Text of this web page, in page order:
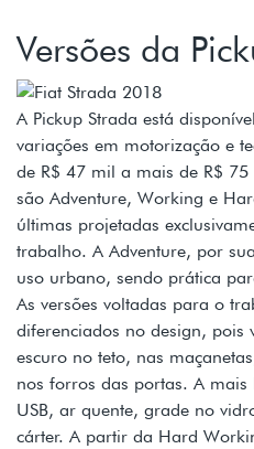
Versões da
A Pickup Strada está
variações em motorização e
de R$ 47 mil a mais de R$
são Adventure, Working e
últimas projetadas
trabalho. A Adventure, por
uso urbano, sendo prática
As versões voltadas para o
diferenciados no design, pois
escuro no teto, nas
nos forros das portas. A
USB, ar quente, grade no
cárter. A partir da Hard